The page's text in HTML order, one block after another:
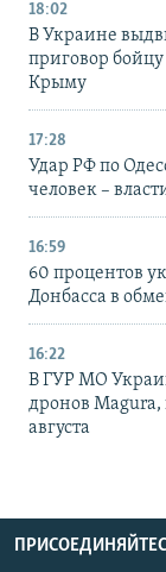
18:02
В Украине
приговор
Крыму
17:28
Удар РФ по
человек –
16:59
60 процентов
Донбасса в
16:22
В ГУР МО
дронов Magura,
августа